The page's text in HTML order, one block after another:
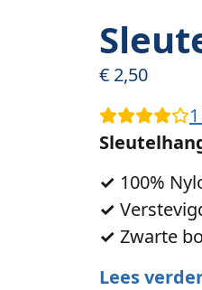
€2,50
1
✓ 100%
✓
✓ Zwarte
Lees